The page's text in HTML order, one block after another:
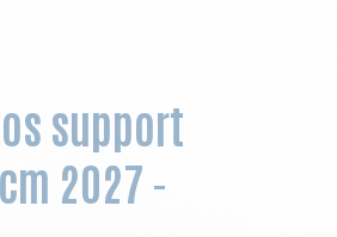
support
2027 -